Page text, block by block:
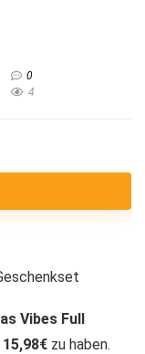
0
4
Vibes Full
15,98€ zu haben.